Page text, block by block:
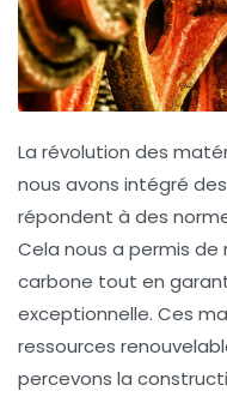
La révolution des
nous avons intégré
répondent à des
Cela nous a permis
carbone tout en
exceptionnelle. Ces
ressources
percevons la